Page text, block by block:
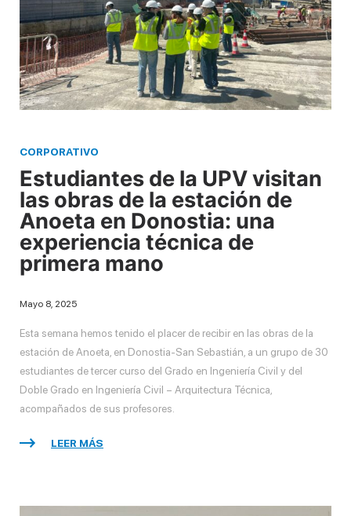
CORPORATIVO
Estudiantes de la UPV visitan
las obras de la estación de
Anoeta en Donostia: una
experiencia técnica de
primera mano
Mayo 8, 2025
Esta semana hemos tenido el placer de recibir en las obras de la
estación de Anoeta, en Donostia-San Sebastián, a un grupo de 30
estudiantes de tercer curso del Grado en Ingeniería Civil y del
Doble Grado en Ingeniería Civil – Arquitectura Técnica,
acompañados de sus profesores.
LEER MÁS